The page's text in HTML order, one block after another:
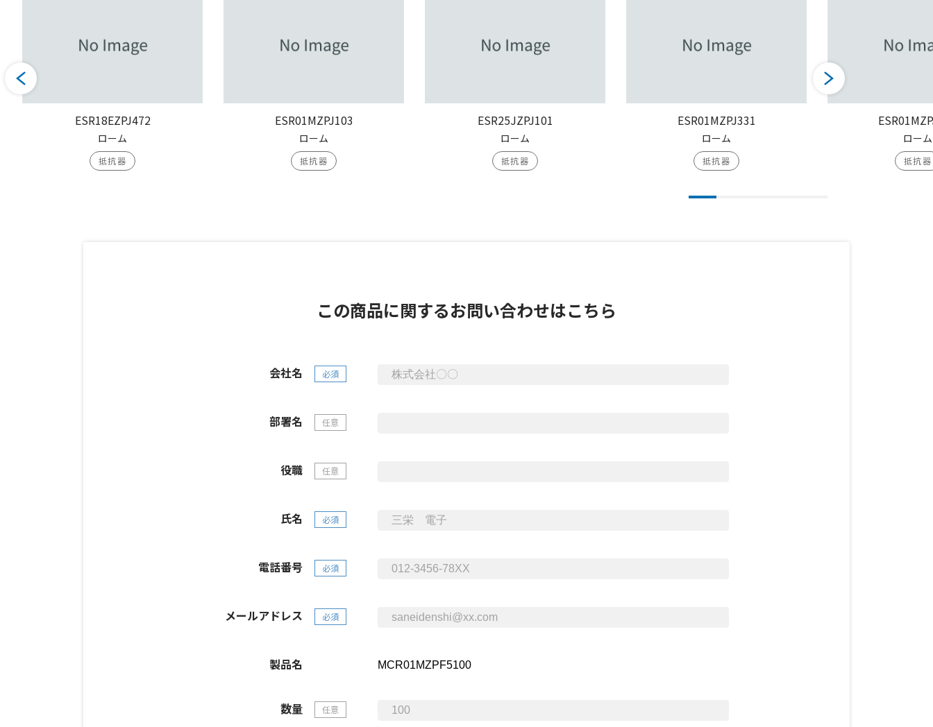
ESR18EZPJ472
ローム
抵抗器
ESR01MZPJ103
ローム
抵抗器
ESR25JZPJ101
ローム
抵抗器
ESR01MZPJ331
ローム
抵抗器
ローム
抵抗器
この商品に関するお問い合わせはこちら
会社名 必須
部署名 任意
役職 任意
氏名 必須
電話番号 必須
メールアドレス 必須
製品名
数量 任意